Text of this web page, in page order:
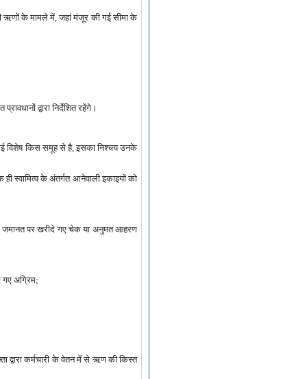
ऋणों के मामले में, जहां मंजूर की गई सीमा के
द्वारा निर्देशित रहेंगे।
विशेष किस समूह से है, इसका निश्चय उनके
स्वामित्व के अंतर्गत आनेवाली इकाइयों को
पर खरीदे गए चेक या अनुमत आहरण
गए अग्रिम;
द्वारा कर्मचारी के वेतन में से ऋण की किस्त